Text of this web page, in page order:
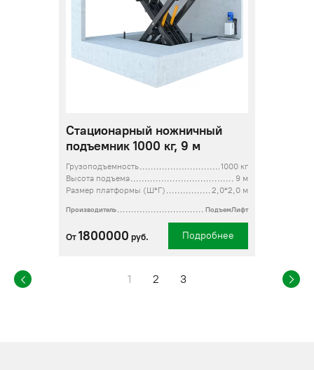
Стационарный ножничный
подъемник 1000 кг, 9 м
Грузоподъемность
1000 кг
Высота подъема
9 м
Размер платформы (Ш*Г)
2,0*2,0 м
Производитель ПодъемЛифт
От 1800000 руб. Подробнее
1 2 3